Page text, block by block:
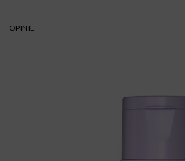
OPINIE